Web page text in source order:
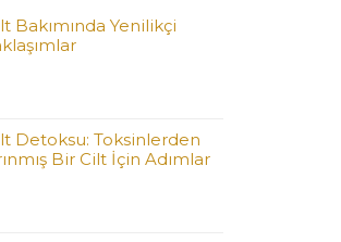
Bakımında Yenilikçi
Detoksu: Toksinlerden
Bir Cilt İçin Adımlar